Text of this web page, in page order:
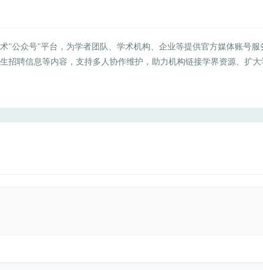
"公众号"平台，为学者团队、学术机构、企业等提供官方媒体账号服
招聘信息等内容，支持多人协作维护，助力机构链接学界资源、扩大